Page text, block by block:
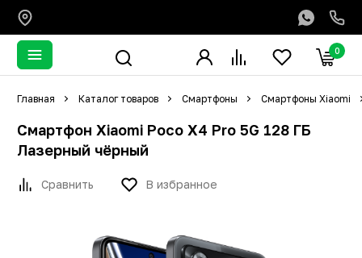
0
Главная Каталог товаров Смартфоны Смартфоны Xiaomi
Смартфон Xiaomi Poco X4 Pro 5G 128 ГБ
Лазерный чёрный
Сравнить В избранное